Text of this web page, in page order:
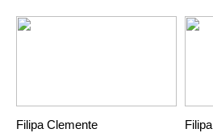
Filipa Clemente